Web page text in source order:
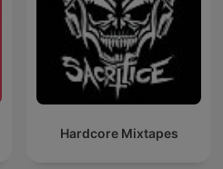
Hardcore Mixtapes